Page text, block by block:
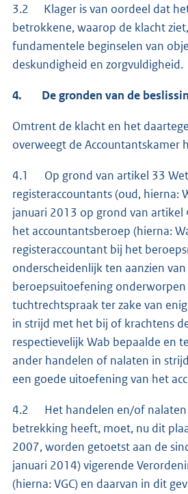
3.2 Klager is van oordeel dat
betrokkene, waarop de klacht
fundamentele beginselen van
deskundigheid en zorgvuldigheid.
4. De gronden van de
Omtrent de klacht en het
overweegt de Accountantskamer
4.1 Op grond van artikel 33
registeraccountants (oud, hierna:
januari 2013 op grond van artikel
het accountantsberoep (hierna:
registeraccountant bij het
onderscheidenlijk ten aanzien van
beroepsuitoefening onderworpen
tuchtrechtspraak ter zake van
in strijd met het bij of krachtens
respectievelijk Wab bepaalde en
ander handelen of nalaten in
een goede uitoefening van het
4.2 Het handelen en/of nalaten
betrekking heeft, moet, nu dit
2007, worden getoetst aan de
januari 2014) vigerende
(hierna: VGC) en daarvan in dit